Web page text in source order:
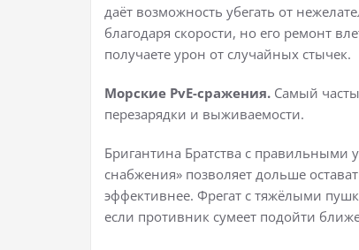
даёт возможность убегать от
благодаря скорости, но его ремонт
получаете урон от случайных стычек.
Морские PvE-сражения. Самый
перезарядки и выживаемости.
Бригантина Братства с правильными
снабжения» позволяет дольше
эффективнее. Фрегат с тяжёлыми
если противник сумеет подойти